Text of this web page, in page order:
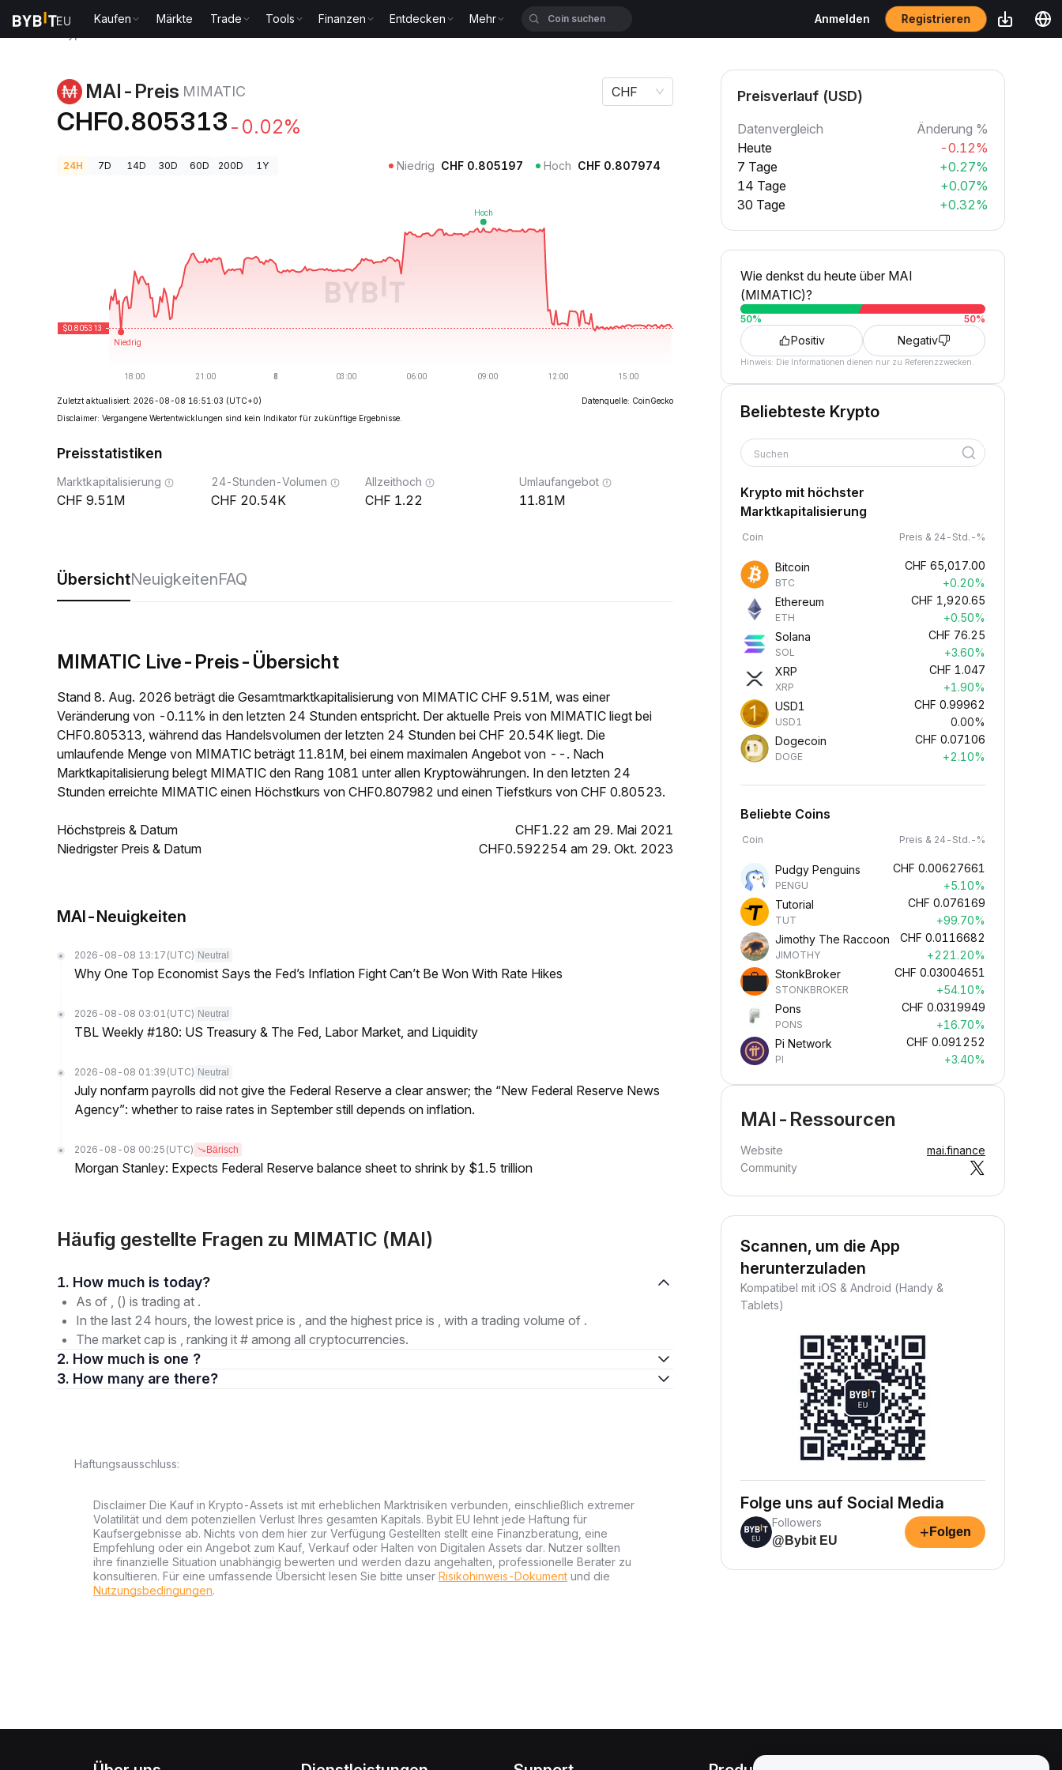
Kaufen Märkte Trade Tools Finanzen Entdecken Mehr Anmelden Registrieren
MAI-Preis MIMATIC
CHF0.805313 -0.02%
CHF
24H 7D 14D 30D 60D 200D 1Y Niedrig CHF 0.805197 Hoch CHF 0.807974
Zuletzt aktualisiert: 2026-08-08 16:51:03 (UTC+0)
Datenquelle: CoinGecko
Disclaimer: Vergangene Wertentwicklungen sind kein Indikator für zukünftige Ergebnisse.
Preisstatistiken
Marktkapitalisierung
9.51M
24-Stunden-Volumen
20.54K
Allzeithoch
1.22
Umlaufangebot
11.81M
ÜbersichtNeuigkeitenFAQ
MIMATIC Live-Preis-Übersicht
Stand 8. Aug. 2026 beträgt die Gesamtmarktkapitalisierung von MIMATIC CHF 9.51M, was einer
Veränderung von -0.11% in den letzten 24 Stunden entspricht. Der aktuelle Preis von MIMATIC liegt bei
CHF0.805313, während das Handelsvolumen der letzten 24 Stunden bei CHF 20.54K liegt. Die
umlaufende Menge von MIMATIC beträgt 11.81M, bei einem maximalen Angebot von --. Nach
Marktkapitalisierung belegt MIMATIC den Rang 1081 unter allen Kryptowährungen. In den letzten 24
Stunden erreichte MIMATIC einen Höchstkurs von CHF0.807982 und einen Tiefstkurs von CHF 0.80523.
Höchstpreis & Datum
CHF1.22 am 29. Mai 2021
Niedrigster Preis & Datum
CHF0.592254 am 29. Okt. 2023
MAI-Neuigkeiten
2026-08-08 13:17 (UTC) Neutral
Why One Top Economist Says the Fed’s Inflation Fight Can’t Be Won With Rate Hikes
2026-08-08 03:01 (UTC) Neutral
TBL Weekly #180: US Treasury & The Fed, Labor Market, and Liquidity
2026-08-08 01:39 (UTC) Neutral
July nonfarm payrolls did not give the Federal Reserve a clear answer; the “New Federal Reserve News
Agency”: whether to raise rates in September still depends on inflation.
2026-08-08 00:25 (UTC) Bärisch
Morgan Stanley: Expects Federal Reserve balance sheet to shrink by $1.5 trillion
Häufig gestellte Fragen zu MIMATIC (MAI)
1. How much is today?
As of , () is trading at .
In the last 24 hours, the lowest price is , and the highest price is , with a trading volume of .
The market cap is , ranking it # among all cryptocurrencies.
2. How much is one ?
3. How many are there?
Haftungsausschluss:
Disclaimer Die Kauf in Krypto-Assets ist mit erheblichen Marktrisiken verbunden, einschließlich extremer
Volatilität und dem potenziellen Verlust Ihres gesamten Kapitals. Bybit EU lehnt jede Haftung für
Kaufsergebnisse ab. Nichts von dem hier zur Verfügung Gestellten stellt eine Finanzberatung, eine
Empfehlung oder ein Angebot zum Kauf, Verkauf oder Halten von Digitalen Assets dar. Nutzer sollten
ihre finanzielle Situation unabhängig bewerten und werden dazu angehalten, professionelle Berater zu
konsultieren. Für eine umfassende Übersicht lesen Sie bitte unser Risikohinweis-Dokument und die
Nutzungsbedingungen.
Preisverlauf (USD)
Datenvergleich
Änderung %
Heute
-0.12%
7 Tage
+0.27%
14 Tage
+0.07%
30 Tage
+0.32%
Wie denkst du heute über MAI
(MIMATIC)?
50% 50%
Positiv Negativ
Hinweis: Die Informationen dienen nur zu Referenzzwecken.
Beliebteste Krypto
Suchen
Krypto mit höchster
Marktkapitalisierung
Coin Preis & 24-Std.-%
Bitcoin
BTC
CHF 65,017.00
+0.20%
Ethereum
ETH
CHF 1,920.65
+0.50%
Solana
SOL
CHF 76.25
+3.60%
XRP
XRP
CHF 1.047
+1.90%
USD1
USD1
CHF 0.99962
0.00%
Dogecoin
DOGE
CHF 0.07106
+2.10%
Beliebte Coins
Coin Preis & 24-Std.-%
Pudgy Penguins
PENGU
CHF 0.00627661
+5.10%
Tutorial
TUT
CHF 0.076169
+99.70%
Jimothy The Raccoon
JIMOTHY
CHF 0.0116682
+221.20%
StonkBroker
STONKBROKER
CHF 0.03004651
+54.10%
Pons
PONS
CHF 0.0319949
+16.70%
Pi Network
PI
CHF 0.091252
+3.40%
MAI-Ressourcen
Website
mai.finance
Community
Scannen, um die App
herunterzuladen
Kompatibel mit iOS & Android (Handy &
Tablets)
Folge uns auf Social Media
Followers
@Bybit EU
+ Folgen